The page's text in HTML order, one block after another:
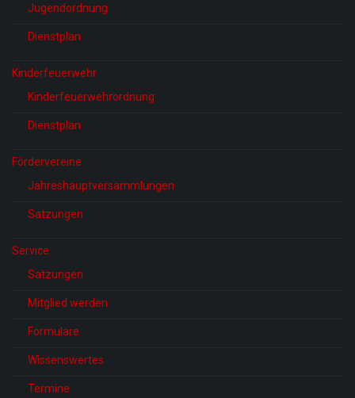
Jugendordnung
Dienstplan
Kinderfeuerwehr
Kinderfeuerwehrordnung
Dienstplan
Fördervereine
Jahreshauptversammlungen
Satzungen
Service
Satzungen
Mitglied werden
Formulare
Wissenswertes
Termine